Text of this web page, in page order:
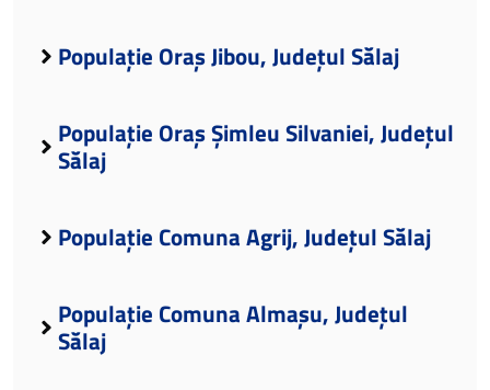
Populație Oraș Jibou, Județul Sălaj
Populație Oraș Șimleu Silvaniei, Județul
Sălaj
Populație Comuna Agrij, Județul Sălaj
Populație Comuna Almașu, Județul
Sălaj